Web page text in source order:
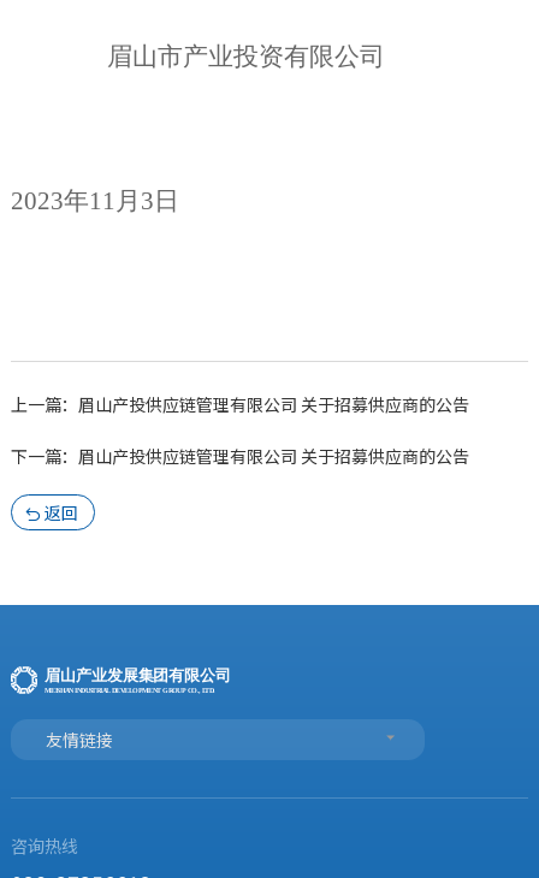
眉山市产业投资有限公司
2023年11 月 3 日
上一篇：眉山产投供应链管理有限公司 关于招募供应商的公告
下一篇：眉山产投供应链管理有限公司 关于招募供应商的公告
 返回
友情链接
咨询热线